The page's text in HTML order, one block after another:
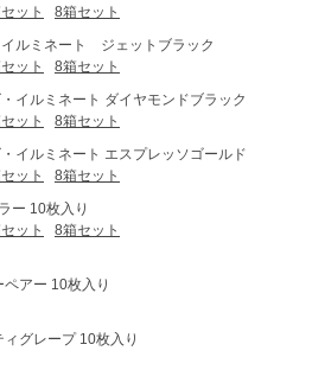
ット
8箱セット
ルミネート ジェットブラック
ット
8箱セット
イルミネート ダイヤモンドブラック
ット
8箱セット
イルミネート エスプレッソゴールド
ット
8箱セット
ー 10枚入り
ット
8箱セット
アー 10枚入り
グレープ 10枚入り